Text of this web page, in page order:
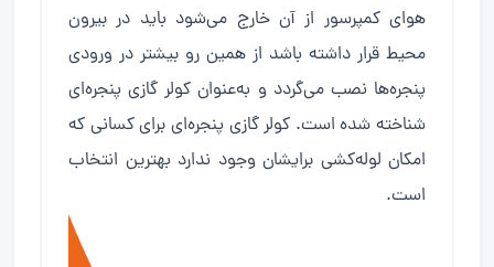
هوای کمپرسور از آن خارج می‌شود باید در بیرون
محیط قرار داشته باشد از همین رو بیشتر در ورودی
پنجره‌ها نصب می‌گردد و به‌عنوان کولر گازی پنجره‌ای
شناخته شده است. کولر گازی پنجره‌ای برای کسانی که
امکان لوله‌کشی برایشان وجود ندارد بهترین انتخاب
است.